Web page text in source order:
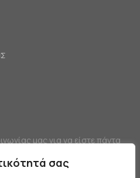
σας
μας για να είστε πάντα